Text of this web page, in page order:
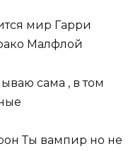
мир Гарри
Малфлой
сама , в том
Ты вампир но не